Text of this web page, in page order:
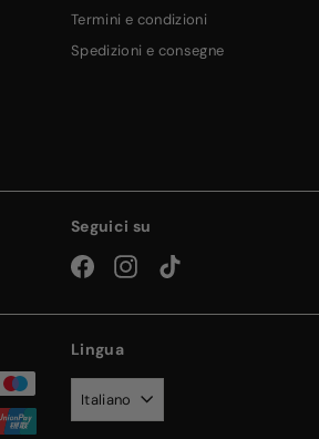
termini e condizioni
spedizioni e consegne
Seguici su
FacebookInstagramTikTok
Lingua
Italiano